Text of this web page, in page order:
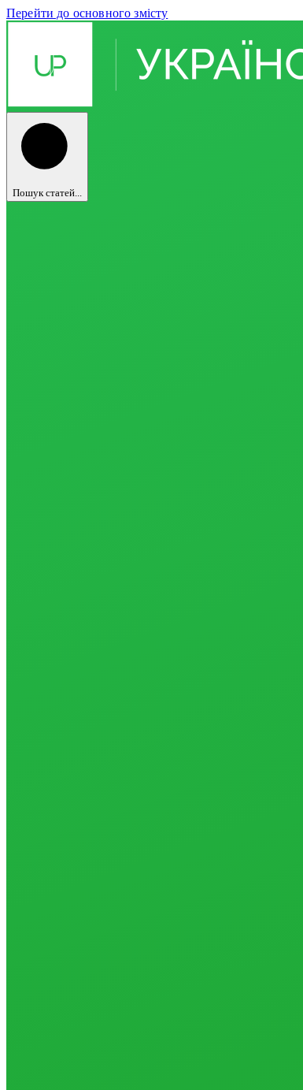
Перейти до основного змісту
Пошук статей...